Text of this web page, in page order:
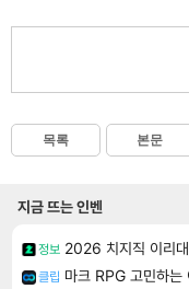
목록 본문
지금 뜨는 인벤
정보 2026 치지직 이리
클립 마크 RPG 고민하는